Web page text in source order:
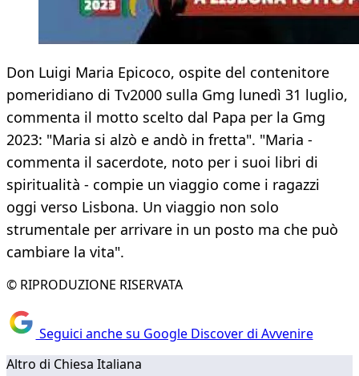
Don Luigi Maria Epicoco, ospite del contenitore
pomeridiano di Tv2000 sulla Gmg lunedì 31 luglio,
commenta il motto scelto dal Papa per la Gmg
2023: "Maria si alzò e andò in fretta". "Maria -
commenta il sacerdote, noto per i suoi libri di
spiritualità - compie un viaggio come i ragazzi
oggi verso Lisbona. Un viaggio non solo
strumentale per arrivare in un posto ma che può
cambiare la vita".
© RIPRODUZIONE RISERVATA
Seguici anche su Google Discover di Avvenire
Altro di Chiesa Italiana